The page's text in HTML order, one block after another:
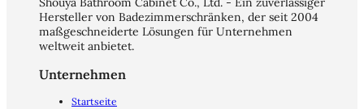
Hersteller von Badezimmerschränken, der seit 2004
maßgeschneiderte Lösungen für Unternehmen
weltweit anbietet.
Unternehmen
Startseite